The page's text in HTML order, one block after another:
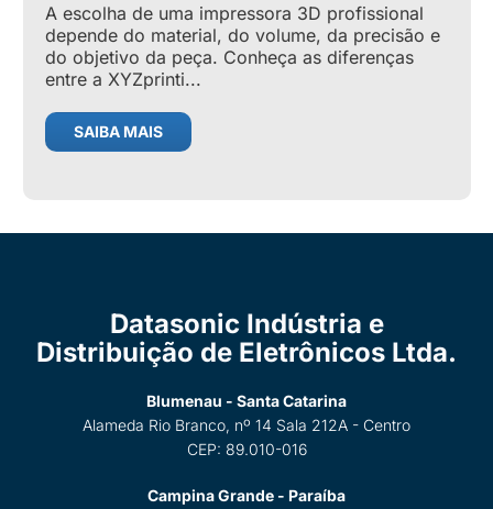
A escolha de uma impressora 3D profissional
depende do material, do volume, da precisão e
do objetivo da peça. Conheça as diferenças
entre a XYZprinti...
SAIBA MAIS
Datasonic Indústria e
Distribuição de Eletrônicos Ltda.
Blumenau - Santa Catarina
Alameda Rio Branco, nº 14 Sala 212A - Centro
CEP: 89.010-016
Campina Grande - Paraíba